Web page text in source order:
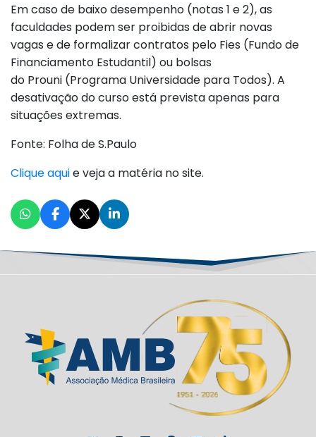
Em caso de baixo desempenho (notas 1 e 2), as
faculdades podem ser proibidas de abrir novas
vagas e de formalizar contratos pelo Fies (Fundo de
Financiamento Estudantil) ou bolsas
do Prouni (Programa Universidade para Todos). A
desativação do curso está prevista apenas para
situações extremas.
Fonte: Folha de S.Paulo
Clique aquie veja a matéria no site.